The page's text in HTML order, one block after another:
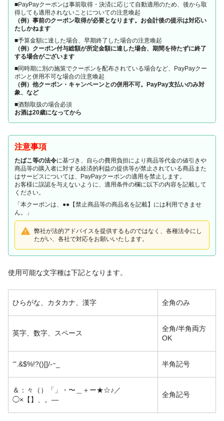
■PayPayクーポンは事前取得・決済に応じて自動適用のため、後から取
得しても適用されないことについての注意喚起
（例）事前のクーポン取得が必要となります。お会計後の提示は対応い
たしかねます
■予算金額に達した場合、早期終了した場合の注意喚起
（例）クーポン付与総額が所定金額に達した場合、期間を待たずに終了
する場合がございます
■同時期に別の施策でクーポンを配布されている場合など、PayPayクー
ポンと併用不可な場合の注意喚起
（例）他クーポン・キャンペーンとの併用不可。PayPay支払いのみ対
象、など
■酒類取扱の場合必須
お酒は20歳になってから
注意事項
たばこ等の法令に基づき、自らの費用負担により商品等代金の値引きや
商品等の購入者に対する経済的利益の提供等が禁止されている商品また
はサービスについては、PayPayクーポンの適用を禁止します。
お客様に誤認を与えないように、適用条件の欄に以下の内容を記載して
ください。
「本クーポンは、●●【禁止商品等の商品名を記載】には利用できませ
ん。」
弊社が法的アドバイスを提供するものではなく、各種法令にし
たがい、各社で対応をお願いいたします。
使用可能な文字種は下記となります。
ひらがな、カタカナ、漢字 全角のみ
英字、数字、スペース
全角/半角両方
OK
‘”.&$%!?()[]/-ｰ_ 半角記号
＆：々（）「」・〜＿＋ー★☆♪／
◯×【】、。—
全角記号